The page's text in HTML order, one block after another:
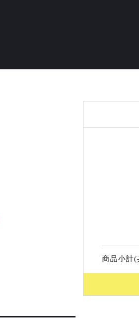
商品小計(